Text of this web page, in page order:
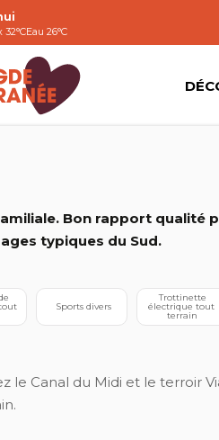
32°CEau 26°C
Bon rapport qualité
typiques du Sud.
Sports divers
Trottinette
électrique tout
terrain
le Canal du Midi et le terroir